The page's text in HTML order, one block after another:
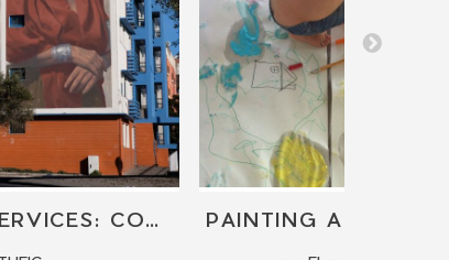
STREET ART SERVICES: COMMISSIONED WORKS AND MURALS